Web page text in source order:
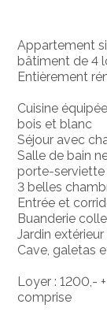
Appartement
bâtiment de 4
Entièrement
Cuisine
bois et blanc
Séjour avec
Salle de bain
porte-serviette
3 belles
Entrée et
Buanderie
Jardin
Cave, galetas
Loyer : 1200,-
comprise